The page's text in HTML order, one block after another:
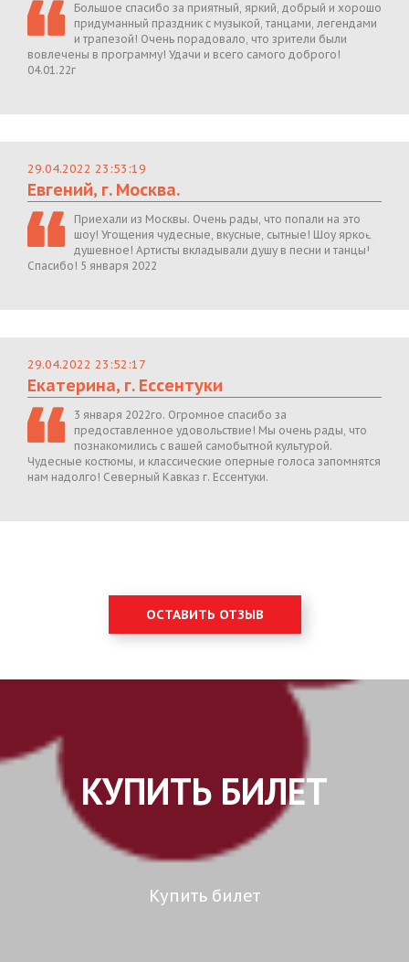
Большое спасибо за приятный, яркий, добрый и хорошо
придуманный праздник с музыкой, танцами, легендами
и трапезой! Очень порадовало, что зрители были
вовлечены в программу! Удачи и всего самого доброго!
04.01.22г
29.04.2022 23:53:19
Евгений, г. Москва.
Приехали из Москвы. Очень рады, что попали на это
шоу! Угощения чудесные, вкусные, сытные! Шоу яркое,
душевное! Артисты вкладывали душу в песни и танцы!
Спасибо! 5 января 2022
29.04.2022 23:52:17
Екатерина, г. Ессентуки
3 января 2022го. Огромное спасибо за
предоставленное удовольствие! Мы очень рады, что
познакомились с вашей самобытной культурой.
Чудесные костюмы, и классические оперные голоса запомнятся
нам надолго! Северный Кавказ г. Ессентуки.
ОСТАВИТЬ ОТЗЫВ
КУПИТЬ БИЛЕТ
Купить билет